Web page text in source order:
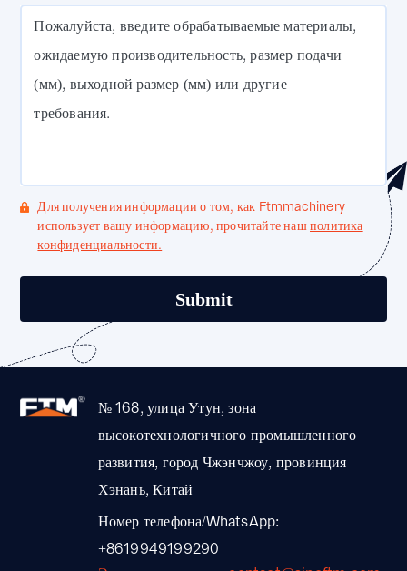
Пожалуйста, введите обрабатываемые материалы,
ожидаемую производительность, размер подачи
(мм), выходной размер (мм) или другие
требования.
Для получения информации о том, как Ftmmachinery
использует вашу информацию, прочитайте нашполитика
конфиденциальности.
№ 168, улица Утун, зона
высокотехнологичного промышленного
развития, город Чжэнчжоу, провинция
Хэнань, Китай
Номер телефона/WhatsApp:
+8619949199290